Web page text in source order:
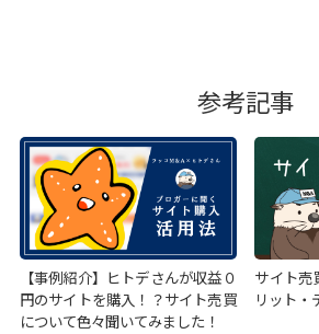
参考記事
【事例紹介】ヒトデさんが収益０
円のサイトを購入！？サイト売買
について色々聞いてみました！
サイト売
リット・